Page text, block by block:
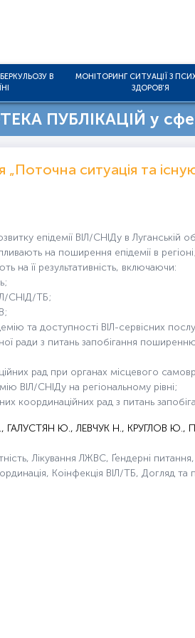
В
МОНІТОРИНГ СИТУАЦІЇ З
ЗДОРОВ'Я
ПУБЛІКАЦІЙ у
ситуація та
епідемії ВІЛ/СНІДу в Луганській
на поширення епідемії в регіоні;
на її результативність, включаючи:
СНІД/ТБ;
та доступності ВІЛ-сервісних
ради з питань запобігання
рад при органах місцевого
ВІЛ/СНІДу на регіональному рівні;
координаційних рад з питань
Ю., ЛЕВЧУК Н., КРУГЛОВ Ю.,
Лікування ЛЖВС, Ґендерні
Коінфекція ВІЛ/ТБ, Догляд